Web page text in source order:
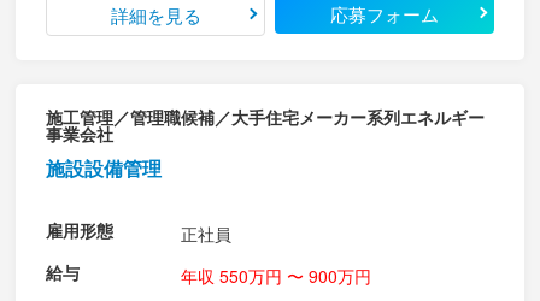
詳細を見る 応募フォーム
施工管理／管理職候補／大手住宅メーカー系列エネルギー
事業会社
施設設備管理
雇用形態
正社員
給与
年収 550万円 〜 900万円